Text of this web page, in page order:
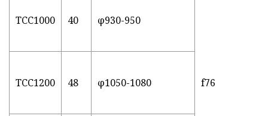
TCC1000 40 φ930-950
f76
TCC1200 48 φ1050-1080